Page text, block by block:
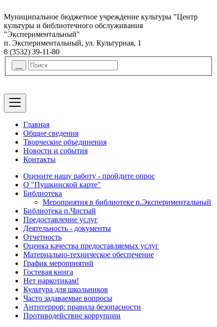
Муниципальное бюджетное учреждение культуры "Центр
культуры и библиотечного обслуживания
"Экспериментальный"
п. Экспериментальный, ул. Культурная, 1
8 (3532) 39-11-80
Главная
Общие сведения
Творческие объединения
Новости и события
Контакты
Оцените нашу работу - пройдите опрос
О "Пушкинской карте"
Библиотека
Мероприятия в библиотеке п.Экспериментальный
Библиотека п.Чистый
Предоставление услуг
Деятельность - документы
Отчетность
Оценка качества предоставляемых услуг
Материально-техническое обеспечение
График мероприятий
Гостевая книга
Нет наркотикам!
Культура для школьников
Часто задаваемые вопросы
Антитеррор: правила безопасности
Противодействие коррупции